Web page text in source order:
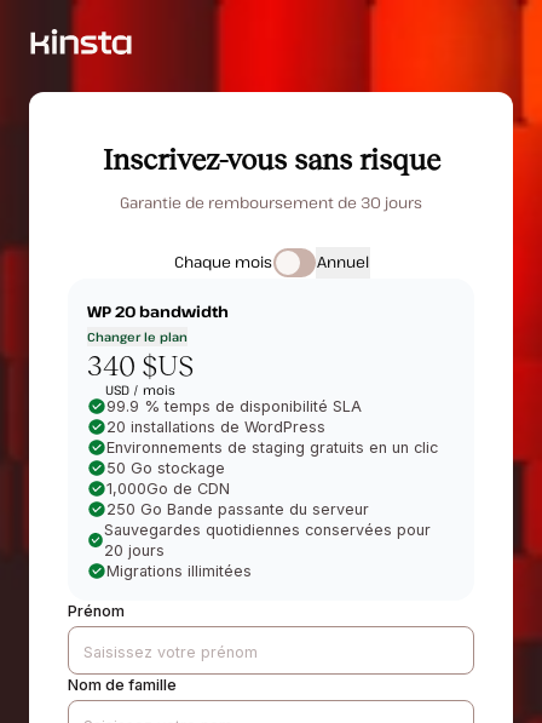
Inscrivez-vous sans risque
Garantie de remboursement de 30 jours
Chaque mois Annuel
WP 20bandwidth
Changer le plan
340 $US
USD / mois
99.9 % temps de disponibilité SLA
20 installations de WordPress
Environnements de staging gratuits en un clic
50 Go stockage
1,000Go de CDN
250 Go Bande passante du serveur
Sauvegardes quotidiennes conservées pour
20 jours
Migrations illimitées
Prénom
Nom de famille